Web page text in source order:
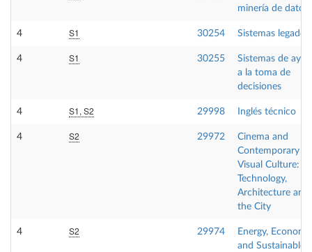
minería de datos
4 S1 30254 Sistemas legados
4 S1 30255
Sistemas de
a la toma de
decisiones
4 S1, S2 29998 Inglés técnico
4 S2 29972
Cinema and
Contemporary
Visual Culture:
Technology,
Architecture and
the City
4 S2 29974
Energy, Economy
and Sustainable